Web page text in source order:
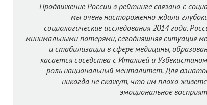
Продвижение России в рейтинге связано с
мы очень настороженно ждали
социологические исследования 2014 года.
минимальными потерями, сегодняшняя ситуация
и стабилизации в сфере медицины,
касается соседства с Италией и
роль национальный менталитет. Для
никогда не скажут, что им плохо
эмоциональное